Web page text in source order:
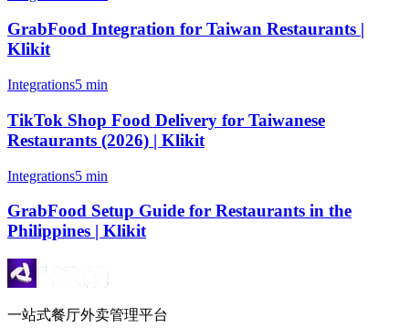
GrabFood Integration for Taiwan Restaurants |
Klikit
Integrations5 min
TikTok Shop Food Delivery for Taiwanese
Restaurants (2026) | Klikit
Integrations5 min
GrabFood Setup Guide for Restaurants in the
Philippines | Klikit
一站式餐厅外卖管理平台